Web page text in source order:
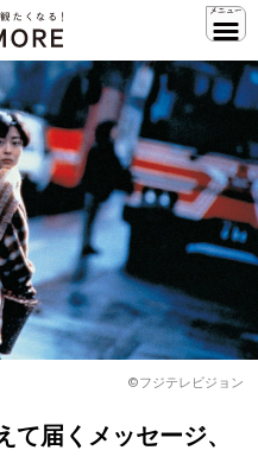
©フジテレビジョン
て届くメッセージ、